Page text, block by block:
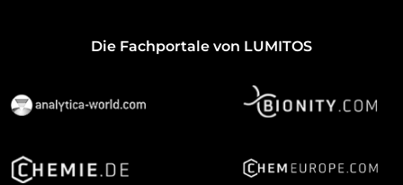
Die Fachportale von LUMITOS